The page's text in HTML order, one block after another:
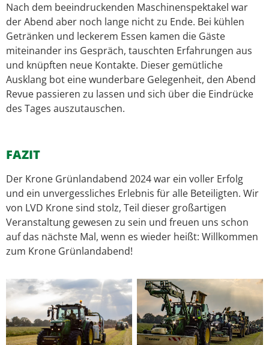
Nach dem beeindruckenden Maschinenspektakel war
der Abend aber noch lange nicht zu Ende. Bei kühlen
Getränken und leckerem Essen kamen die Gäste
miteinander ins Gespräch, tauschten Erfahrungen aus
und knüpften neue Kontakte. Dieser gemütliche
Ausklang bot eine wunderbare Gelegenheit, den Abend
Revue passieren zu lassen und sich über die Eindrücke
des Tages auszutauschen.
FAZIT
Der Krone Grünlandabend 2024 war ein voller Erfolg
und ein unvergessliches Erlebnis für alle Beteiligten. Wir
von LVD Krone sind stolz, Teil dieser großartigen
Veranstaltung gewesen zu sein und freuen uns schon
auf das nächste Mal, wenn es wieder heißt: Willkommen
zum Krone Grünlandabend!